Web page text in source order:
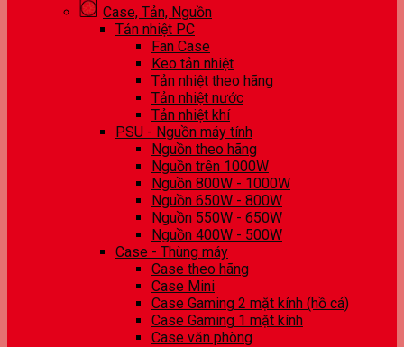
Case, Tản, Nguồn
Tản nhiệt PC
Fan Case
Keo tản nhiệt
Tản nhiệt theo hãng
Tản nhiệt nước
Tản nhiệt khí
PSU - Nguồn máy tính
Nguồn theo hãng
Nguồn trên 1000W
Nguồn 800W - 1000W
Nguồn 650W - 800W
Nguồn 550W - 650W
Nguồn 400W - 500W
Case - Thùng máy
Case theo hãng
Case Mini
Case Gaming 2 mặt kính (hồ cá)
Case Gaming 1 mặt kính
Case văn phòng